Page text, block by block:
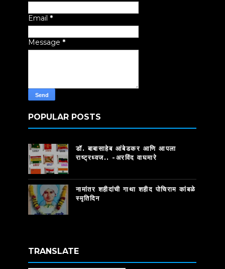
Email *
Message *
POPULAR POSTS
डॉ. बाबासाहेब आंबेडकर आणि आपला
राष्ट्रध्वज.. -अरविंद वाघमारे
नामांतर शहीदांची गाथा शहीद पोचिराम कांबळे
स्मृतिदिन
TRANSLATE